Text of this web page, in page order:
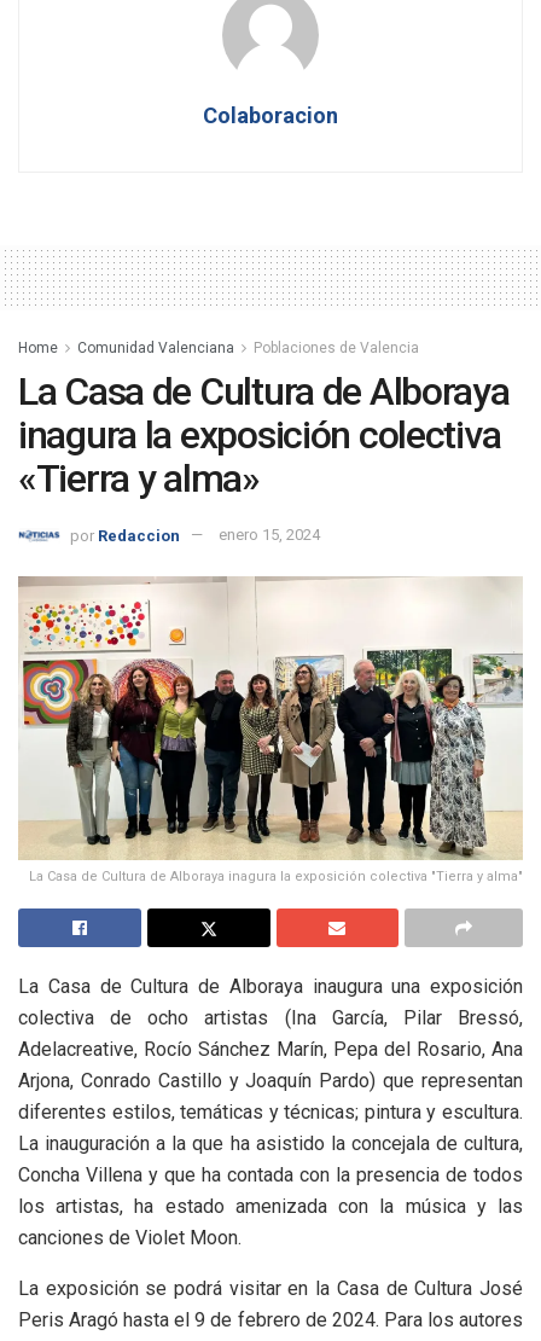
Colaboracion
Home Comunidad Valenciana Poblaciones de Valencia
La Casa de Cultura de Alboraya
inagura la exposición colectiva
«Tierra y alma»
por Redaccion enero 15, 2024
La Casa de Cultura de Alboraya inagura la exposición colectiva "Tierra y alma"
La Casa de Cultura de Alboraya inaugura una exposición
colectiva de ocho artistas (Ina García, Pilar Bressó,
Adelacreative, Rocío Sánchez Marín, Pepa del Rosario, Ana
Arjona, Conrado Castillo y Joaquín Pardo) que representan
diferentes estilos, temáticas y técnicas; pintura y escultura.
La inauguración a la que ha asistido la concejala de cultura,
Concha Villena y que ha contada con la presencia de todos
los artistas, ha estado amenizada con la música y las
canciones de Violet Moon.
La exposición se podrá visitar en la Casa de Cultura José
Peris Aragó hasta el 9 de febrero de 2024. Para los autores